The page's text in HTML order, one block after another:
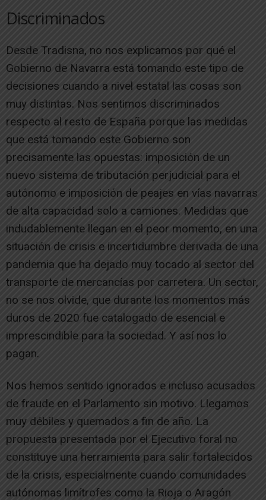
Discriminados
Desde Tradisna, no nos explicamos por qué el
Gobierno de Navarra está tomando este tipo de
decisiones cuando a nivel estatal las cosas son
muy distintas. Nos sentimos discriminados
respecto al resto de España porque las medidas
que está tomando este Gobierno son
precisamente las opuestas: imposición de un
nuevo sistema de tributación perjudicial para el
autónomo e imposición de peajes en vías navarras
de alta capacidad solo a camiones. Medidas que
indudablemente llegan en el peor momento, en una
situación de crisis e incertidumbre derivada de una
pandemia que ha dejado muy tocado al sector del
transporte de mercancías por carretera. Un sector,
no se nos olvide, que durante los momentos más
duros de 2020 fue catalogado de esencial e
imprescindible para la sociedad. Y así nos lo
pagan.
Nos hemos sentido ignorados e incluso acusados
de fraude en el Parlamento sin motivo. Llegamos
muy débiles y quemados a fin de año. La
propuesta presentada por el Ejecutivo foral no
constituye una herramienta para salir fortalecidos
de la crisis, especialmente cuando comunidades
autónomas limítrofes como la Rioja o Aragón